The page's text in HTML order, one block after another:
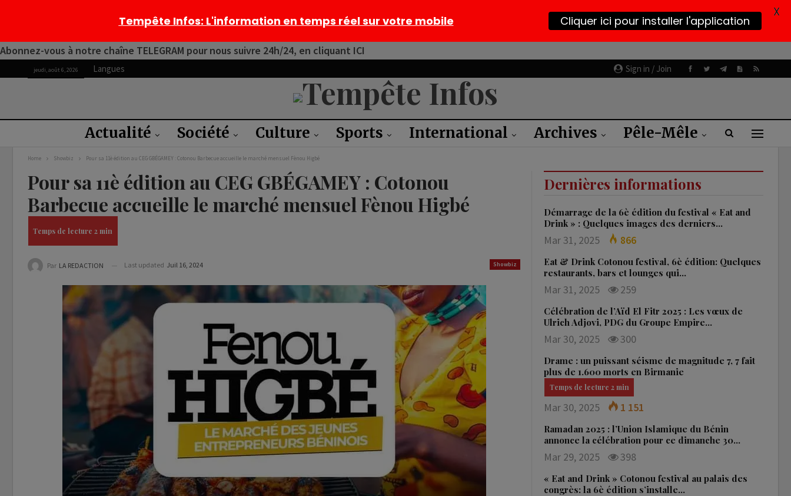
Abonnez-vous à notre chaîne TELEGRAM pour nous suivre 24h/24, en cliquant ICI
Sign in / Join
jeudi, août 6, 2026 Langues
Actualité Société Culture Sports International Archives Pêle-Mêle
Home Showbiz Pour sa 11è édition au CEG GBÉGAMEY : Cotonou Barbecue accueille le marché mensuel Fènou Higbé
Pour sa 11è édition au CEG GBÉGAMEY : Cotonou
Barbecue accueille le marché mensuel Fènou Higbé
Showbiz
Par LA REDACTION Last updated Juil 16, 2024
Dernières informations
Démarrage de la 6è édition du festival « Eat and
Drink » : Quelques images des derniers…
Mar 31, 2025 866
Eat & Drink Cotonou festival, 6è édition: Quelques
restaurants, bars et lounges qui…
Mar 31, 2025 259
Célébration de l’Aïd El Fitr 2025 : Les vœux de
Ulrich Adjovi, PDG du Groupe Empire…
Mar 30, 2025 300
Drame : un puissant séisme de magnitude 7, 7 fait
plus de 1.600 morts en Birmanie
Mar 30, 2025 1 151
Ramadan 2025 : l’Union Islamique du Bénin
annonce la célébration pour ce dimanche 30…
Mar 29, 2025 398
« Eat and Drink » Cotonou festival au palais des
congrès: la 6è édition s’installe…
Tempête Infos: L'information en temps réel sur votre mobile Cliquer ici pour installer l'application X